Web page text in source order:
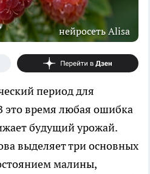
нейросеть Alisa
период для
это время любая ошибка
будущий урожай.
выделяет три основных
малины,